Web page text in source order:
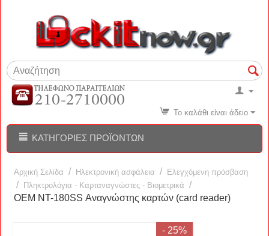
Το καλάθι είναι άδειο
ΚΑΤΗΓΟΡΊΕΣ ΠΡΟΪΌΝΤΩΝ
Αρχική Σελίδα / Ηλεκτρονική ασφάλεια / Ελεγχόμενη πρόσβαση
/ Πληκτρολόγια - Καρταναγνώστες - Βιομετρικά /
OEM NT-180SS Αναγνώστης καρτών (card reader)
- 25%